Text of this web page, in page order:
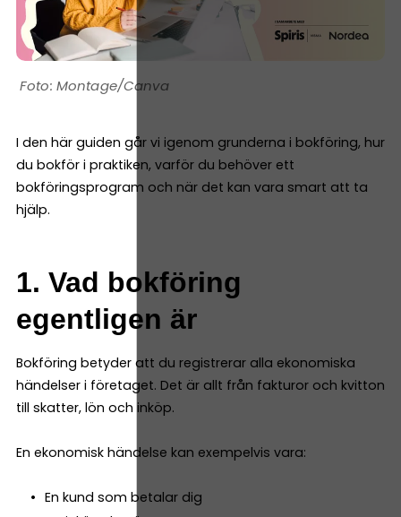
Montage/Canva
I den här guiden går vi igenom grunderna i bokföring, hur
du bokför i praktiken, varför du behöver ett
bokföringsprogram och när det kan vara smart att ta
hjälp.
1. Vad bokföring
egentligen är
Bokföring betyder att du registrerar alla ekonomiska
händelser i företaget. Det är allt från fakturor och kvitton
till skatter, lön och inköp.
En ekonomisk händelse kan exempelvis vara:
En kund som betalar dig